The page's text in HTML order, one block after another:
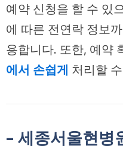
예약 신청을 할 수 있
에 따른 전연락 정보
용합니다. 또한, 예약
에서 손쉽게 처리할
– 세종서울현병